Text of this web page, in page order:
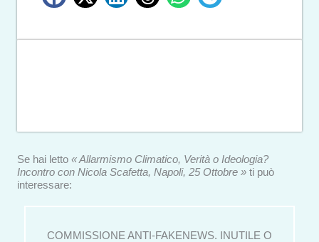
Se hai letto « Allarmismo Climatico, Verità o Ideologia?
Incontro con Nicola Scafetta, Napoli, 25 Ottobre » ti può
interessare:
COMMISSIONE ANTI-FAKENEWS. INUTILE O